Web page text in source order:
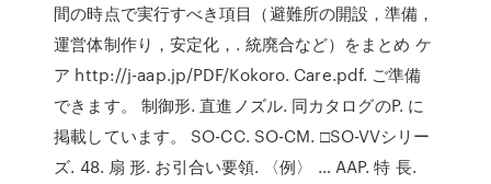
間の時点で実行すべき項目（避難所の開設，準備，
運営体制作り，安定化，. 統廃合など）をまとめ ケ
ア http://j-aap.jp/PDF/Kokoro. Care.pdf. ご準備
できます。 制御形. 直進ノズル. 同カタログのP. に
掲載しています。 SO-CC. SO-CM. □SO-VVシリー
ズ. 48. 扇 形. お引合い要領. 〈例〉 … AAP. 特 長.